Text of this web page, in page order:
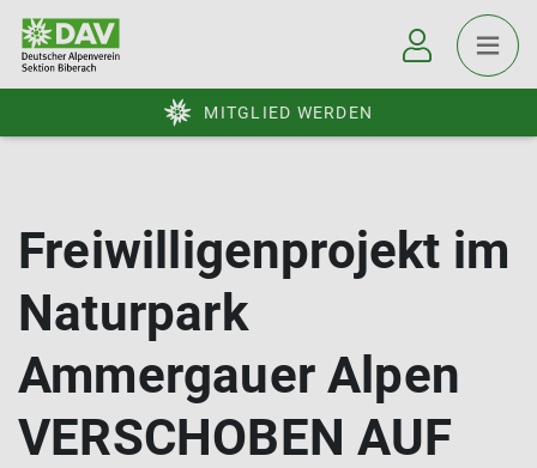
MITGLIED WERDEN
Freiwilligenprojekt im
Naturpark
Ammergauer Alpen
VERSCHOBEN AUF